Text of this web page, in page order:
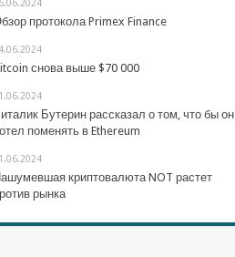
протокола Primex Finance
снова выше $70 000
Бутерин рассказал о том, что бы он
поменять в Ethereum
криптовалюта NOT растет
рынка